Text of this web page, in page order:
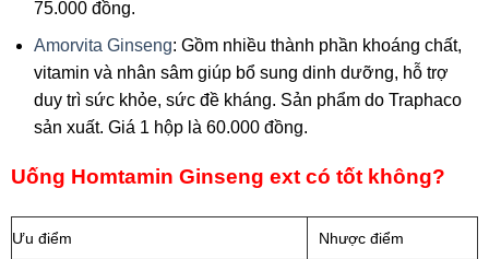
75.000 đồng.
Amorvita Ginseng: Gồm nhiều thành phần khoáng chất,
vitamin và nhân sâm giúp bổ sung dinh dưỡng, hỗ trợ
duy trì sức khỏe, sức đề kháng. Sản phẩm do Traphaco
sản xuất. Giá 1 hộp là 60.000 đồng.
Uống Homtamin Ginseng ext có tốt không?
Ưu điểm Nhược điểm